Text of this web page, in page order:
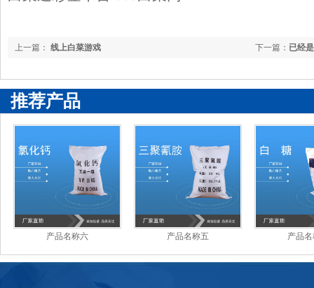
下一篇： 已经
上一篇： 线上白菜游戏
推荐产品
产品名称六 产品名称五 产品